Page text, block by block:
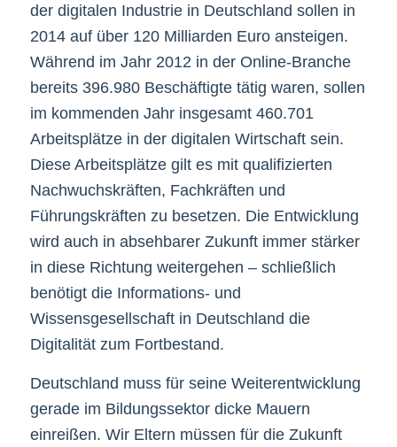
der digitalen Industrie in Deutschland sollen in
2014 auf über 120 Milliarden Euro ansteigen.
Während im Jahr 2012 in der Online-Branche
bereits 396.980 Beschäftigte tätig waren, sollen
im kommenden Jahr insgesamt 460.701
Arbeitsplätze in der digitalen Wirtschaft sein.
Diese Arbeitsplätze gilt es mit qualifizierten
Nachwuchskräften, Fachkräften und
Führungskräften zu besetzen. Die Entwicklung
wird auch in absehbarer Zukunft immer stärker
in diese Richtung weitergehen – schließlich
benötigt die Informations- und
Wissensgesellschaft in Deutschland die
Digitalität zum Fortbestand.
Deutschland muss für seine Weiterentwicklung
gerade im Bildungssektor dicke Mauern
einreißen. Wir Eltern müssen für die Zukunft